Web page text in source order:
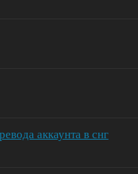
аккаунта в снг